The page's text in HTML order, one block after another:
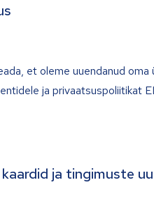
et oleme uuendanud
ja privaatsuspoliitikat
ja tingimuste